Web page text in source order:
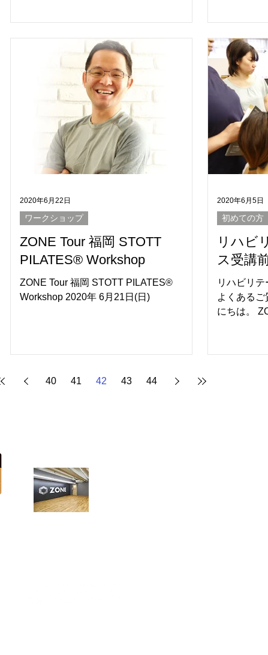
ル、コンビニについて調べてみました。
※2020年4月現在の情報です。...
駐輪、駐車
した。...
ZONE Tour 福岡 STOTT
PILATES® Workshop
ZONE Tour 福岡 STOTT PILATES®
Workshop 2020年 6月21日(日)
ワークショップ
2020年6月22日
リハビ
ス受講
リハビリテ
よくあるご
にちは。
場で活用さ
初めての方
2020年6月5日
40 41 42 43 44